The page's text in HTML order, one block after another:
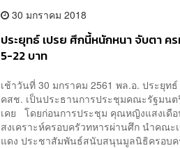
30 มกราคม 2018
ประยุทธ์ เปรย ศึกนี้หนักหนา จับตา ค
5-22 บาท
เช้าวันที่ 30 มกราคม 2561 พล.อ. ประยุ
คสช. เป็นประธานการประชุมคณะรัฐมน
เคย โดยก่อนการประชุม คุณหญิงแสงเดื
สงเคราะห์ครอบครัวทหารผ่านศึก นำคณ
แดง ประชาสัมพันธ์สนับสนุนมูลนิธิครอบค